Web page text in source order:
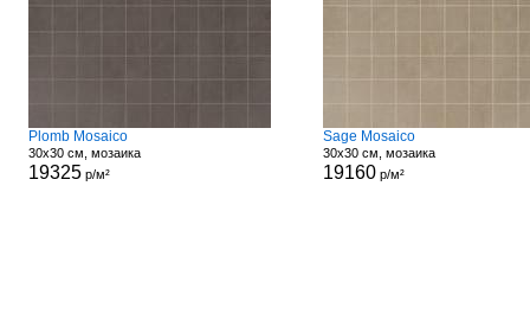
Plomb Mosaico
30x30 см, мозаика
19325р/м²
Sage Mosaico
30x30 см, мозаика
19160р/м²